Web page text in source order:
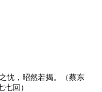
忱，昭然若揭。（蔡东
回）